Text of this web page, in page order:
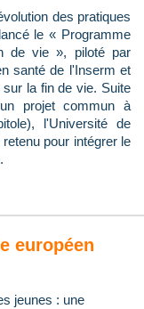
des pratiques
le « Programme
de vie », piloté par
santé de l'Inserm et
la fin de vie. Suite
projet commun à
l'Université de
pour intégrer le
européen
jeunes : une